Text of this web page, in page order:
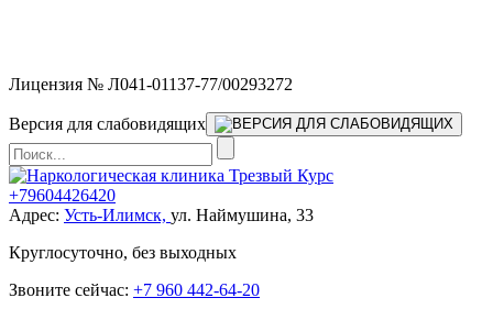
Лицензия № Л041-01137-77/00293272
Версия для слабовидящих
+79604426420
Адрес: Усть-Илимск, ул. Наймушина, 33
Круглосуточно, без выходных
Звоните сейчас: +7 960 442-64-20